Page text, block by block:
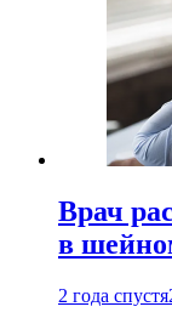
Врач
в
2 года спустя